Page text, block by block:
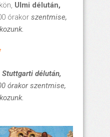
Ulmi délután,
órakor szentmise,
Stuttgarti délután,
órakorszentmise,